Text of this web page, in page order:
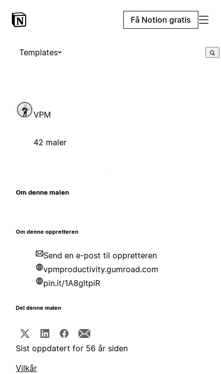
Få Notion gratis
Templates
VPM
42 maler
Om denne malen
Om denne oppretteren
Send en e-post til oppretteren
vpmproductivity.gumroad.com
pin.it/1A8gltpiR
Del denne malen
Sist oppdatert for 56 år siden
Vilkår